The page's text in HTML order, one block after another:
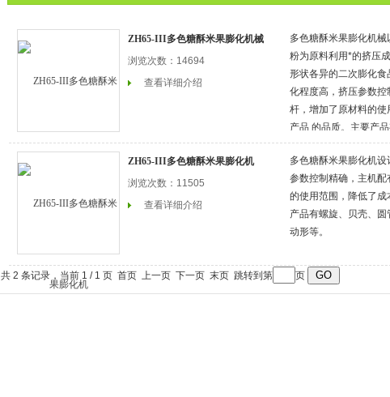
ZH65-III多色糖酥米果膨化机械
浏览次数：14694
查看详细介绍
多色糖酥米果膨化机
粉为原料利用*的挤压
形状各异的二次膨化
化程度高，挤压参数
杆，增加了原材料的使
产品 的品质。主要产
圆圈、卡通形、运动形
ZH65-III多色糖酥米果膨化机
浏览次数：11505
查看详细介绍
多色糖酥米果膨化机
参数控制精确，主机
的使用范围，降低了
产品有螺旋、贝壳、
动形等。
共 2 条记录，当前 1 / 1 页 首页 上一页 下一页 末页 跳转到第 页